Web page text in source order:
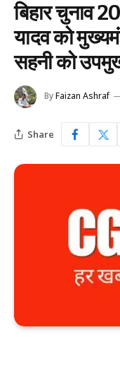
बिहार चुनाव
यादव को
सहनी को
ByFaizan Ashraf
Share